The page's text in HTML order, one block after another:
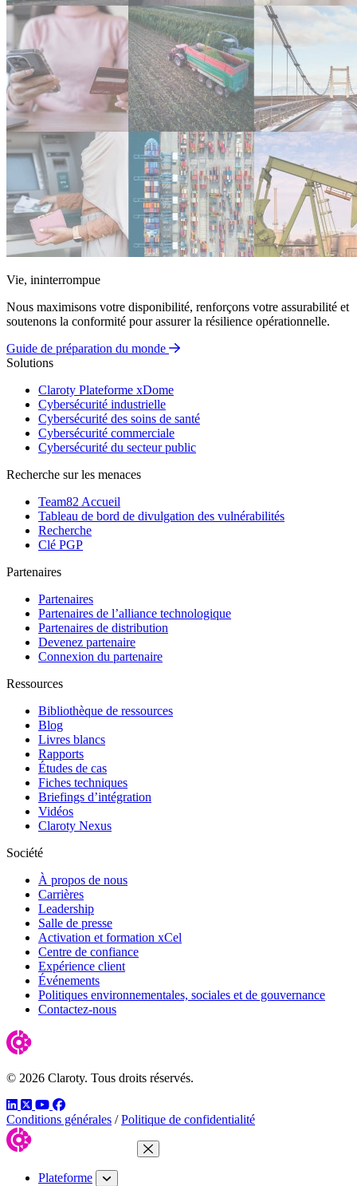
Vie, ininterrompue
Nous maximisons votre disponibilité, renforçons votre assurabilité et
soutenons la conformité pour assurer la résilience opérationnelle.
Guide de préparation du monde
Solutions
Claroty Plateforme xDome
Cybersécurité industrielle
Cybersécurité des soins de santé
Cybersécurité commerciale
Cybersécurité du secteur public
Recherche sur les menaces
Team82 Accueil
Tableau de bord de divulgation des vulnérabilités
Recherche
Clé PGP
Partenaires
Partenaires
Partenaires de l’alliance technologique
Partenaires de distribution
Devenez partenaire
Connexion du partenaire
Ressources
Bibliothèque de ressources
Blog
Livres blancs
Rapports
Études de cas
Fiches techniques
Briefings d’intégration
Vidéos
Claroty Nexus
Société
À propos de nous
Carrières
Leadership
Salle de presse
Activation et formation xCel
Centre de confiance
Expérience client
Événements
Politiques environnementales, sociales et de gouvernance
Contactez-nous
© 2026 Claroty. Tous droits réservés.
LinkedIn
TwitterYouTube
Facebook
Conditions générales / Politique de confidentialité
Fermer le menu
Plateforme